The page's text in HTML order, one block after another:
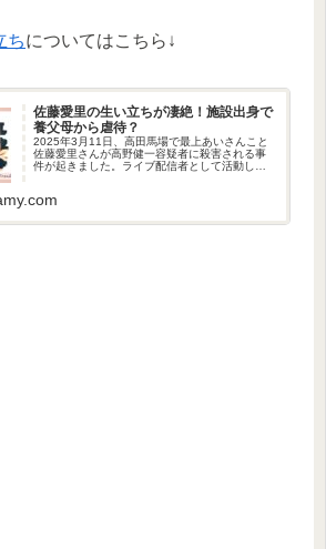
ちについてはこちら↓
佐藤愛里の生い立ちが凄絶！施設出身で
養父母から虐待？
2025年3月11日、高田馬場で最上あいさんこと
佐藤愛里さんが高野健一容疑者に殺害される事
件が起きました。ライブ配信者として活動して
て調べました。佐藤愛里の...